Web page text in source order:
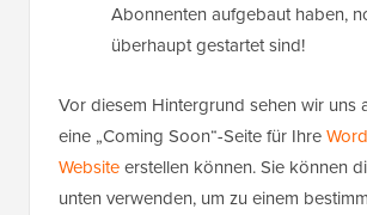
Abonnenten aufgebaut haben,
überhaupt gestartet sind!
Vor diesem Hintergrund sehen wir uns
eine „Coming Soon“-Seite für Ihre
Websiteerstellen können. Sie können
unten verwenden, um zu einem